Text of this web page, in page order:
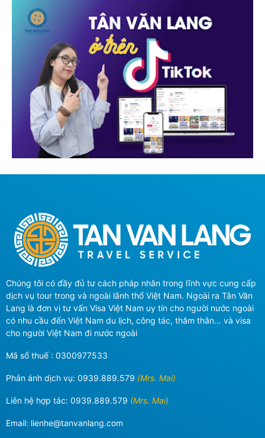
Chúng tôi có đầy đủ tư cách pháp nhân trong lĩnh vực cung cấp
dịch vụ tour trong và ngoài lãnh thổ Việt Nam. Ngoài ra Tân Văn
Lang là đơn vị tư vấn Visa Việt Nam uy tín cho người nước ngoài
có nhu cầu đến Việt Nam du lịch, công tác, thăm thân… và visa
cho người Việt Nam đi nước ngoài
Mã số thuế : 0300977533
Phản ánh dịch vụ: 0939.889.579 (Mrs. Mai)
Liên hệ hợp tác: 0939.889.579 (Mrs. Mai)
Email: lienhe@tanvanlang.com